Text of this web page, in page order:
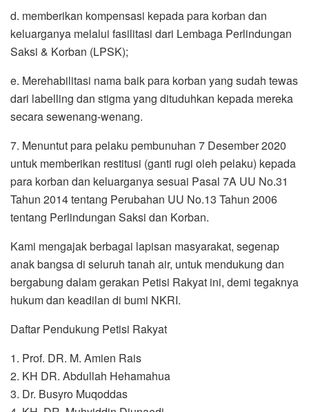
d. memberikan kompensasi kepada para korban dan
keluarganya melalui fasilitasi dari Lembaga Perlindungan
Saksi & Korban (LPSK);
e. Merehabilitasi nama baik para korban yang sudah tewas
dari labelling dan stigma yang dituduhkan kepada mereka
secara sewenang-wenang.
7. Menuntut para pelaku pembunuhan 7 Desember 2020
untuk memberikan restitusi (ganti rugi oleh pelaku) kepada
para korban dan keluarganya sesuai Pasal 7A UU No.31
Tahun 2014 tentang Perubahan UU No.13 Tahun 2006
tentang Perlindungan Saksi dan Korban.
Kami mengajak berbagai lapisan masyarakat, segenap
anak bangsa di seluruh tanah air, untuk mendukung dan
bergabung dalam gerakan Petisi Rakyat ini, demi tegaknya
hukum dan keadilan di bumi NKRI.
Daftar Pendukung Petisi Rakyat
1. Prof. DR. M. Amien Rais
2. KH DR. Abdullah Hehamahua
3. Dr. Busyro Muqoddas